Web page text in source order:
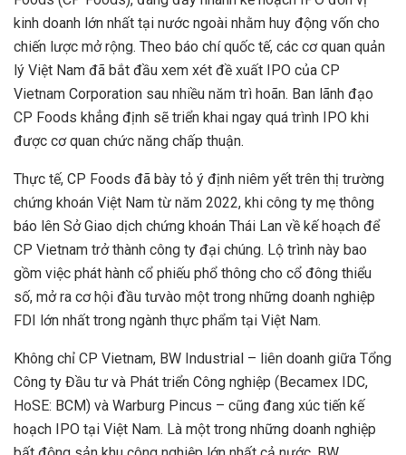
kinh doanh lớn nhất tại nước ngoài nhằm huy động vốn cho
chiến lược mở rộng. Theo báo chí quốc tế, các cơ quan quản
lý Việt Nam đã bắt đầu xem xét đề xuất IPO của CP
Vietnam Corporation sau nhiều năm trì hoãn. Ban lãnh đạo
CP Foods khẳng định sẽ triển khai ngay quá trình IPO khi
được cơ quan chức năng chấp thuận.
Thực tế, CP Foods đã bày tỏ ý định niêm yết trên thị trường
chứng khoán Việt Nam từ năm 2022, khi công ty mẹ thông
báo lên Sở Giao dịch chứng khoán Thái Lan về kế hoạch để
CP Vietnam trở thành công ty đại chúng. Lộ trình này bao
gồm việc phát hành cổ phiếu phổ thông cho cổ đông thiểu
số, mở ra cơ hội đầu tưvào một trong những doanh nghiệp
FDI lớn nhất trong ngành thực phẩm tại Việt Nam.
Không chỉ CP Vietnam, BW Industrial – liên doanh giữa Tổng
Công ty Đầu tư và Phát triển Công nghiệp (Becamex IDC,
HoSE: BCM) và Warburg Pincus – cũng đang xúc tiến kế
hoạch IPO tại Việt Nam. Là một trong những doanh nghiệp